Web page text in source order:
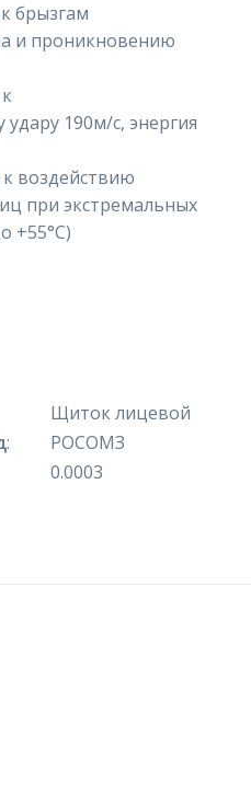
брызгам
и проникновению
190м/с, энергия
воздействию
при экстремальных
+55°С)
Щиток лицевой
:
РОСОМЗ
0.0003